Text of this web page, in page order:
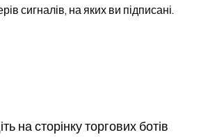
сигналів, на яких ви підписані.
на сторінку торгових ботів